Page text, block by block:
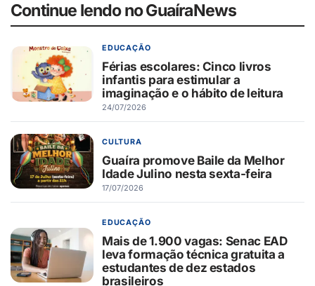
Continue lendo no GuaíraNews
EDUCAÇÃO
Férias escolares: Cinco livros
infantis para estimular a
imaginação e o hábito de leitura
24/07/2026
CULTURA
Guaíra promove Baile da Melhor
Idade Julino nesta sexta-feira
17/07/2026
EDUCAÇÃO
Mais de 1.900 vagas: Senac EAD
leva formação técnica gratuita a
estudantes de dez estados
brasileiros